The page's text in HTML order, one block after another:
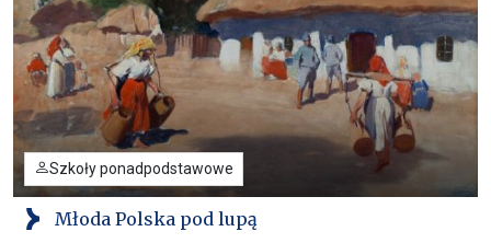
Szkoły ponadpodstawowe
Młoda Polska pod lupą